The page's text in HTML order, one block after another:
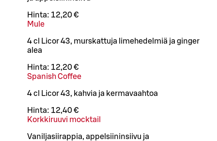
Hinta: 12,20 €
Mule
4 cl Licor 43, murskattuja limehedelmiä ja ginger
alea
Hinta: 12,20 €
Spanish Coffee
4 cl Licor 43, kahvia ja kermavaahtoa
Hinta: 12,40 €
Korkkiruuvi mocktail
Vaniljasiirappia, appelsiininsiivu ja